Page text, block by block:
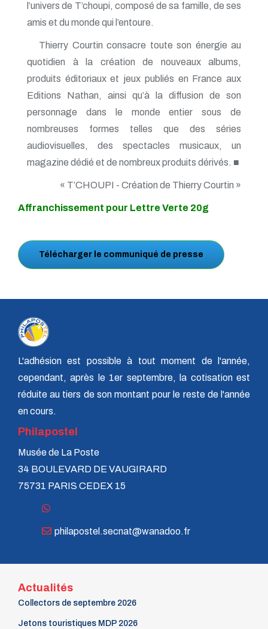
l’univers de T’choupi, composé de sa famille, de ses
amis et du monde qui l’entoure.
Thierry Courtin consacre toute son énergie au
quotidien à la création de nouveaux albums,
produits éditoriaux et jeux publiés en France aux
Editions Nathan, ainsi qu’à la diffusion de son
personnage dans le monde entier sous de
nombreuses formes telles que des séries
audiovisuelles, des spectacles musicaux, un
magazine dédié et de nombreux produits dérivés. ■
« T’CHOUPI - Création de Thierry Courtin »
Affranchissement pour Lettre Verte 20g
Télécharger le communiqué de presse
L'adhésion est possible à tout moment de l'année,
cependant, après le 1er septembre, la cotisation est
réduite au tiers de son montant pour le reste de l'année
en cours.
Philapostel
Musée de La Poste
34 BOULEVARD DE VAUGIRARD
75731 PARIS CEDEX 15
philapostel.secnat@wanadoo.fr
Actualités
Collectors de septembre 2026
Jetons touristiques MDP 2026